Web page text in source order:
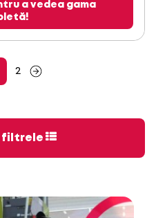
a vedea gama
2
filtrele